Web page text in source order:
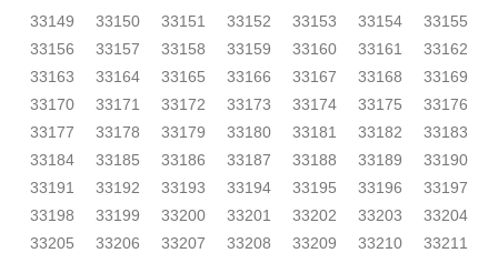
33149
33150 33151 33152 33153 33154
33155
33156
33157 33158 33159 33160 33161
33162
33163
33164 33165 33166 33167 33168
33169
33170
33171 33172 33173 33174 33175
33176
33177
33178 33179 33180 33181 33182
33183
33184
33185 33186 33187 33188 33189
33190
33191
33192 33193 33194 33195 33196
33197
33198
33199 33200 33201 33202 33203
33204
33205
33206 33207 33208 33209 33210
33211